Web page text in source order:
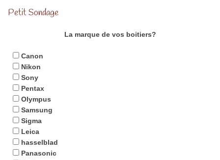
Petit Sondage
La marque de vos boitiers?
Canon
Nikon
Sony
Pentax
Olympus
Samsung
Sigma
Leica
hasselblad
Panasonic